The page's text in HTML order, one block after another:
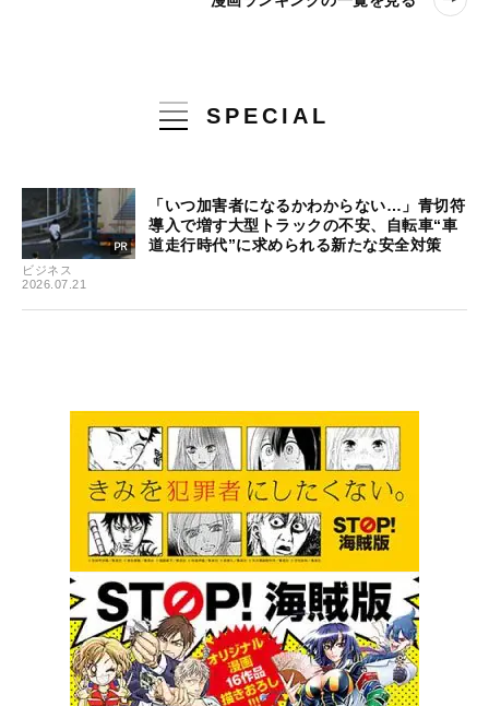
SPECIAL
ビジネス
2026.07.21
「いつ加害者になるかわからない…」青切符
導入で増す大型トラックの不安、自転車“車
道走行時代”に求められる新たな安全対策